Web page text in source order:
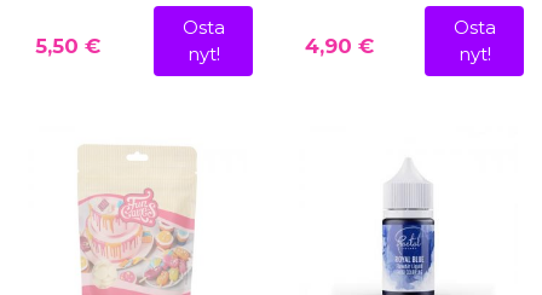
5,50 €
Osta
nyt!
4,90 €
Osta
nyt!